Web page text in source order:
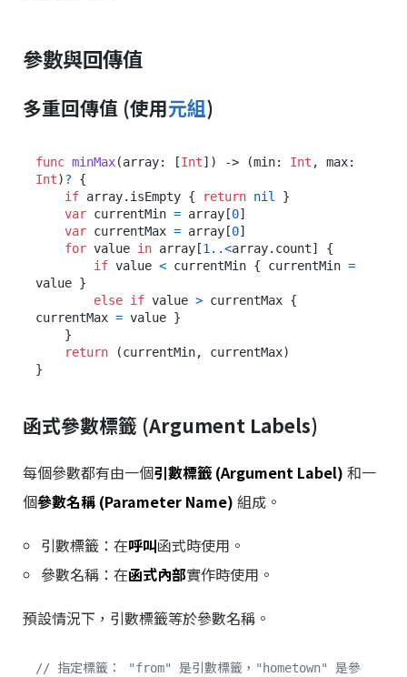
參數與回傳值
多重回傳值 (使用元組)
func minMax(array: [Int]) -> (min: Int
Int)? {
if array.isEmpty { return nil
}
var currentMin = array[0]
var currentMax = array[0]
for value in array[1 ..<array.count] {
if value < currentMin { currentMin =
value }
else if value > currentMax {
currentMax = value }
return (currentMin, currentMax)
函式參數標籤 (Argument Labels)
每個參數都有由一個引數標籤 (Argument Label) 和一
個參數名稱 (Parameter Name) 組成。
引數標籤：在呼叫函式時使用。
參數名稱：在函式內部實作時使用。
預設情況下，引數標籤等於參數名稱。
// 指定標籤： "from" 是引數標籤，"hometown" 是參